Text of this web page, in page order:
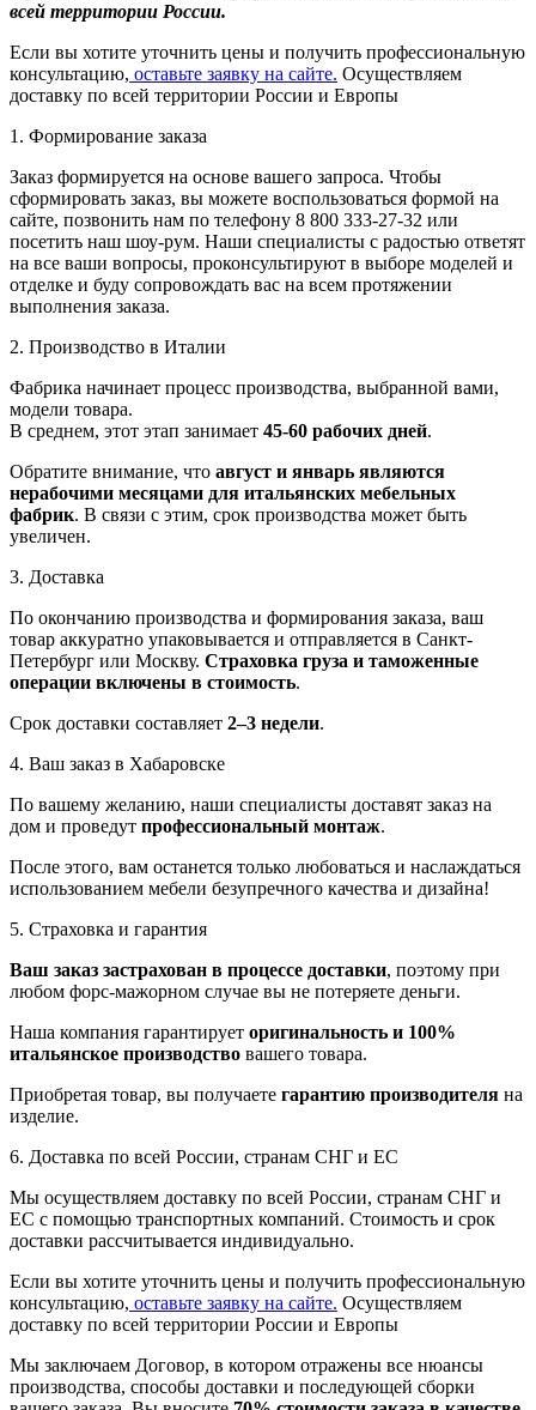
всей территории России.
Если вы хотите уточнить цены и получить профессиональную
консультацию, оставьте заявку на сайте. Осуществляем
доставку по всей территории России и Европы
1. Формирование заказа
Заказ формируется на основе вашего запроса. Чтобы
сформировать заказ, вы можете воспользоваться формой на
сайте, позвонить нам по телефону 8 800 333-27-32 или
посетить наш шоу-рум. Наши специалисты с радостью ответят
на все ваши вопросы, проконсультируют в выборе моделей и
отделке и буду сопровождать вас на всем протяжении
выполнения заказа.
2. Производство в Италии
Фабрика начинает процесс производства, выбранной вами,
модели товара.
В среднем, этот этап занимает 45-60 рабочих дней.
Обратите внимание, что август и январь являются
нерабочими месяцами для итальянских мебельных
фабрик. В связи с этим, срок производства может быть
увеличен.
3. Доставка
По окончанию производства и формирования заказа, ваш
товар аккуратно упаковывается и отправляется в Санкт-
Петербург или Москву. Страховка груза и таможенные
операции включены в стоимость.
Срок доставки составляет 2–3 недели.
4. Ваш заказ в Хабаровске
По вашему желанию, наши специалисты доставят заказ на
дом и проведут профессиональный монтаж.
После этого, вам останется только любоваться и наслаждаться
использованием мебели безупречного качества и дизайна!
5. Страховка и гарантия
Ваш заказ застрахован в процессе доставки, поэтому при
любом форс-мажорном случае вы не потеряете деньги.
Наша компания гарантирует оригинальность и 100%
итальянское производство вашего товара.
Приобретая товар, вы получаете гарантию производителя на
изделие.
6. Доставка по всей России, странам СНГ и ЕС
Мы осуществляем доставку по всей России, странам СНГ и
ЕС с помощью транспортных компаний. Стоимость и срок
доставки рассчитывается индивидуально.
Если вы хотите уточнить цены и получить профессиональную
консультацию, оставьте заявку на сайте. Осуществляем
доставку по всей территории России и Европы
Мы заключаем Договор, в котором отражены все нюансы
производства, способы доставки и последующей сборки